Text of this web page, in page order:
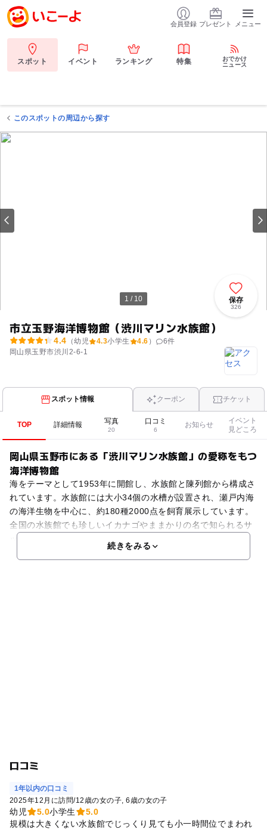
会員登録 プレゼント メニュー
スポット イベント ランキング 特集
おでかけ
ニュース
このスポットの周辺から探す
1 / 10
市立玉野海洋博物館（渋川マリン水族館）
4.4 （幼児 4.3小学生 4.6 ） 6件
岡山県玉野市渋川2-6-1
保存
326
スポット情報 クーポン チケット
TOP 詳細情報 写真
20
口コミ
6
お知らせ
イベント
見どころ
岡山県玉野市にある「渋川マリン水族館」の愛称をもつ
海洋博物館
海をテーマとして1953年に開館し、水族館と陳列館から構成さ
れています。水族館には大小34個の水槽が設置され、瀬戸内海
の海洋生物を中心に、約180種2000点を飼育展示しています。
全国の水族館でも珍しいイカナゴやままかりの名で知られるサ
続きをみる
口コミ
1年以内の口コミ
2025年12月に訪問/12歳の女の子 6歳の女の子
幼児 5.0小学生
5.0
規模は大きくない水族館でじっくり見ても小一時間位でまわれ